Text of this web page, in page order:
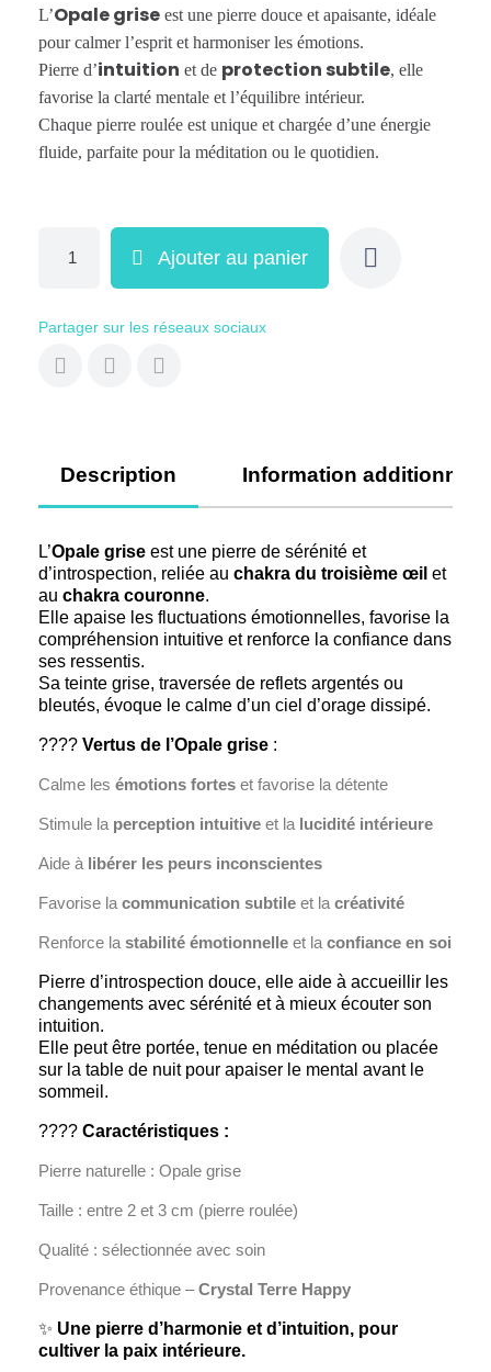
L’Opale grise est une pierre douce et apaisante, idéale
pour calmer l’esprit et harmoniser les émotions.
Pierre d’intuition et de protection subtile, elle
favorise la clarté mentale et l’équilibre intérieur.
Chaque pierre roulée est unique et chargée d’une énergie
fluide, parfaite pour la méditation ou le quotidien.
Ajouter au panier
Partager sur les réseaux sociaux
Description Information
L’Opale grise est une pierre de sérénité et
d’introspection, reliée au chakra du troisième œil et
au chakra couronne.
Elle apaise les fluctuations émotionnelles, favorise la
compréhension intuitive et renforce la confiance dans
ses ressentis.
Sa teinte grise, traversée de reflets argentés ou
bleutés, évoque le calme d’un ciel d’orage dissipé.
????️ Vertus de l’Opale grise :
Calme les émotions fortes et favorise la détente
Stimule la perception intuitive et la lucidité intérieure
Aide à libérer les peurs inconscientes
Favorise la communication subtile et la créativité
Renforce la stabilité émotionnelle et la confiance en soi
Pierre d’introspection douce, elle aide à accueillir les
changements avec sérénité et à mieux écouter son
intuition.
Elle peut être portée, tenue en méditation ou placée
sur la table de nuit pour apaiser le mental avant le
sommeil.
???? Caractéristiques :
Pierre naturelle : Opale grise
Taille : entre 2 et 3 cm (pierre roulée)
Qualité : sélectionnée avec soin
Provenance éthique – Crystal Terre Happy
✨ Une pierre d’harmonie et d’intuition, pour
cultiver la paix intérieure.